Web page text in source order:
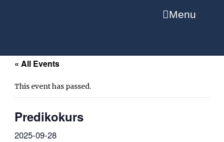
Menu
« All Events
This event has passed.
Predikokurs
2025-09-28